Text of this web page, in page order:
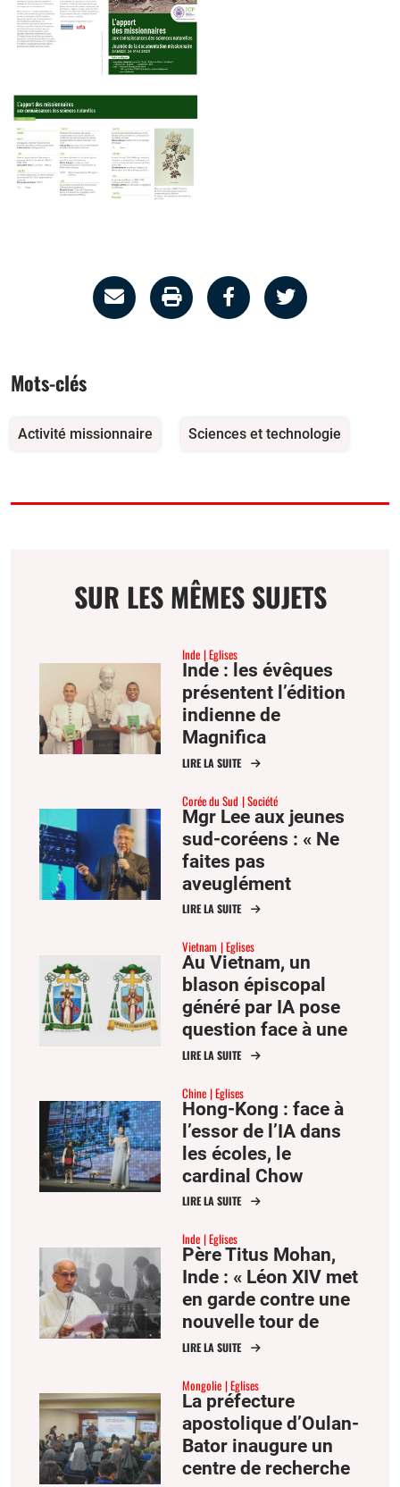
Partage
par
ImprimerPartager
sur
Partager
Mots-clés
Activité missionnaire Sciences et technologie
SUR LES MÊMES SUJETS
Inde Eglises
Inde : les évêques
présentent l’édition
indienne de
Magnifica
Humanitas
LIRE LA SUITE
Corée du Sud Société
Mgr Lee aux jeunes
sud-coréens : « Ne
faites pas
aveuglément
confiance à l’IA,
critique »
LIRE LA SUITE
Vietnam Eglises
Au Vietnam, un
blason épiscopal
généré par IA pose
question face à une
culture de l’efficacité
LIRE LA SUITE
Chine Eglises
Hong-Kong : face à
l’essor de l’IA dans
les écoles, le
cardinal Chow
défend une culture
LIRE LA SUITE
Inde Eglises
Père Titus Mohan,
Inde : « Léon XIV met
en garde contre une
nouvelle tour de
Babel numérique »
LIRE LA SUITE
Mongolie Eglises
La préfecture
apostolique d’Oulan-
Bator inaugure un
centre de recherche